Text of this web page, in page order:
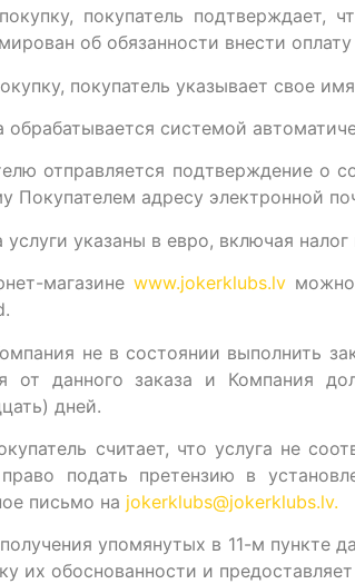
покупатель
об обязанности внести оплату
покупатель указывает свое
обрабатывается системой
отправляется подтверждение о
Покупателем адресу электронной
указаны в евро, включая
магазине www.jokerklubs.lvможно
не в состоянии выполнить
от данного заказа и Компания
дней.
считает, что услуга не
право подать претензию в
письмо на jokerklubs@jokerklubs.lv.
упомянутых в 11-м пункте
их обоснованности и